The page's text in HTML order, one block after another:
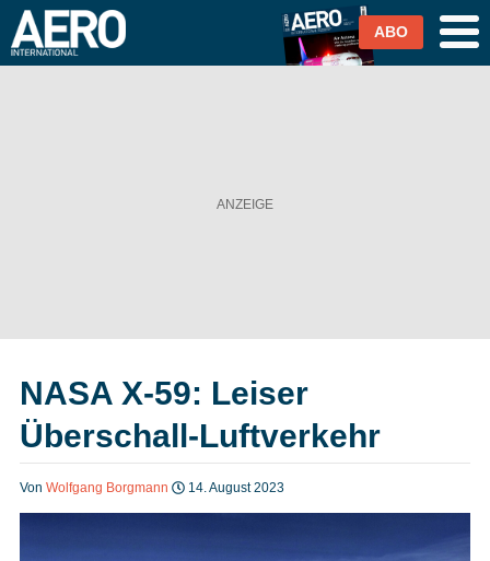
Magazin & Abo
Abo
Heft bestellen
ABO
NASA X-59: Leiser
Überschall-Luftverkehr
Von Wolfgang Borgmann 14. August 2023